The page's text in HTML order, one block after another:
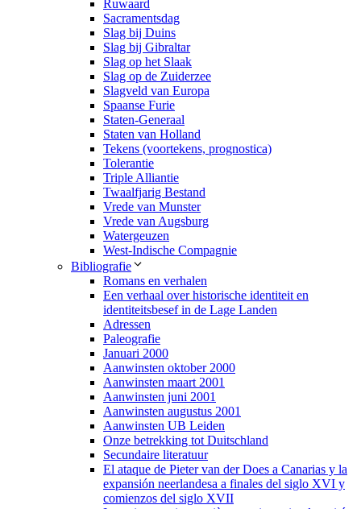
Ruwaard
Sacramentsdag
Slag bij Duins
Slag bij Gibraltar
Slag op het Slaak
Slag op de Zuiderzee
Slagveld van Europa
Spaanse Furie
Staten-Generaal
Staten van Holland
Tekens (voortekens, prognostica)
Tolerantie
Triple Alliantie
Twaalfjarig Bestand
Vrede van Munster
Vrede van Augsburg
Watergeuzen
West-Indische Compagnie
Bibliografie
Romans en verhalen
Een verhaal over historische identiteit en
identiteitsbesef in de Lage Landen
Adressen
Paleografie
Januari 2000
Aanwinsten oktober 2000
Aanwinsten maart 2001
Aanwinsten juni 2001
Aanwinsten augustus 2001
Aanwinsten UB Leiden
Onze betrekking tot Duitschland
Secundaire literatuur
El ataque de Pieter van der Does a Canarias y la
expansión neerlandesa a finales del siglo XVI y
comienzos del siglo XVII